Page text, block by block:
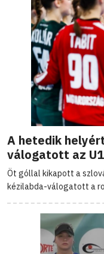
A hetedik
válogatott az
Öt góllal kikapott a
kézilabda-válogatott a